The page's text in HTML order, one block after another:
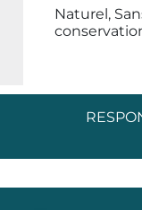
Naturel,